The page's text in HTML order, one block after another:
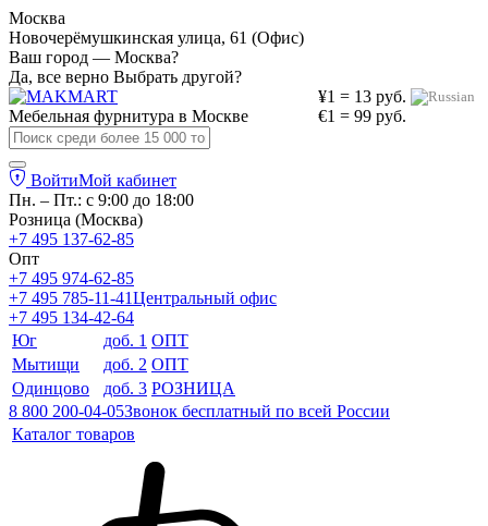
Москва
Новочерёмушкинская улица, 61 (Офис)
Ваш город — Москва?
Да, все верно Выбрать другой?
¥1 = 13 руб.
€1 = 99 руб.
Мебельная фурнитура в Москве
ВойтиМой кабинет
Пн. – Пт.: с 9:00 до 18:00
Розница (Москва)
+7 495 137-62-85
Опт
+7 495 974-62-85
+7 495 785-11-41Центральный офис
+7 495 134-42-64
Юг
доб. 1 ОПТ
Мытищи
доб. 2 ОПТ
Одинцово
доб. 3 РОЗНИЦА
8 800 200-04-05Звонок бесплатный по всей России
Каталог товаров